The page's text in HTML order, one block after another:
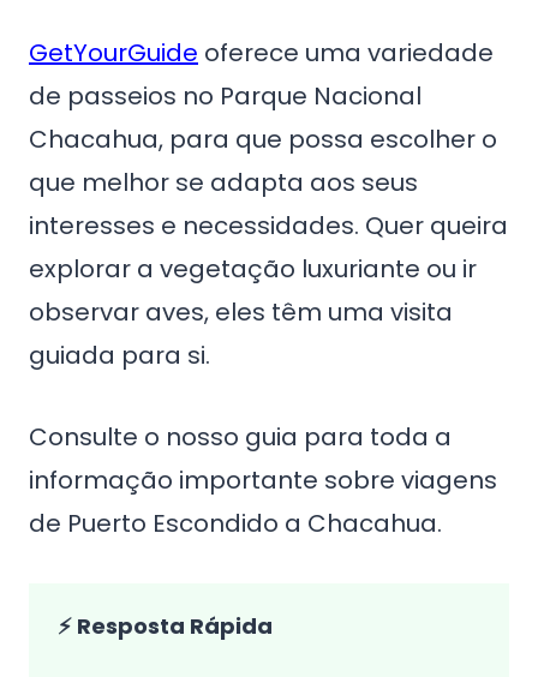
GetYourGuide oferece uma variedade
de passeios no Parque Nacional
Chacahua, para que possa escolher o
que melhor se adapta aos seus
interesses e necessidades. Quer queira
explorar a vegetação luxuriante ou ir
observar aves, eles têm uma visita
guiada para si.
Consulte o nosso guia para toda a
informação importante sobre viagens
de Puerto Escondido a Chacahua.
⚡ Resposta Rápida